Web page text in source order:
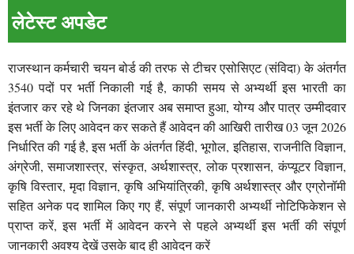
लेटेस्ट अपडेट
राजस्थान कर्मचारी चयन बोर्ड की तरफ से टीचर एसोसिएट (संविदा) के अंतर्गत
3540 पदों पर भर्ती निकाली गई है, काफी समय से अभ्यर्थी इस भारती का
इंतजार कर रहे थे जिनका इंतजार अब समाप्त हुआ, योग्य और पात्र उम्मीदवार
इस भर्ती के लिए आवेदन कर सकते हैं आवेदन की आखिरी तारीख 03 जून 2026
निर्धारित की गई है, इस भर्ती के अंतर्गत हिंदी, भूगोल, इतिहास, राजनीति विज्ञान,
अंग्रेजी, समाजशास्त्र, संस्कृत, अर्थशास्त्र, लोक प्रशासन, कंप्यूटर विज्ञान,
कृषि विस्तार, मृदा विज्ञान, कृषि अभियांत्रिकी, कृषि अर्थशास्त्र और एग्रोनॉमी
सहित अनेक पद शामिल किए गए हैं, संपूर्ण जानकारी अभ्यर्थी नोटिफिकेशन से
प्राप्त करें, इस भर्ती में आवेदन करने से पहले अभ्यर्थी इस भर्ती की संपूर्ण
जानकारी अवश्य देखें उसके बाद ही आवेदन करें